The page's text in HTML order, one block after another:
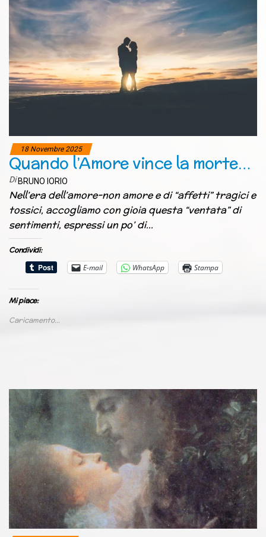
18 Novembre 2025
Quando l’Amore vince la morte…
Di BRUNO IORIO
Nell’era dell’amore-non amore e di “affetti” tragici e
tossici, accogliamo con gioia questa “ventata” di
sentimenti, espressi un po’ di…
Condividi:
E-mail
WhatsApp Stampa
Mi piace:
Caricamento...